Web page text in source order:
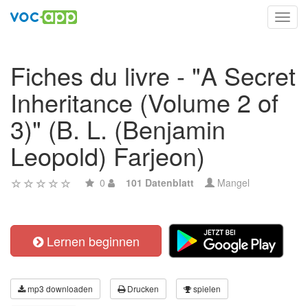
Fiches du livre - "A Secret
Inheritance (Volume 2 of
3)" (B. L. (Benjamin
Leopold) Farjeon)
0 101 Datenblatt Mangel
Lernen beginnen
mp3 downloaden Drucken spielen